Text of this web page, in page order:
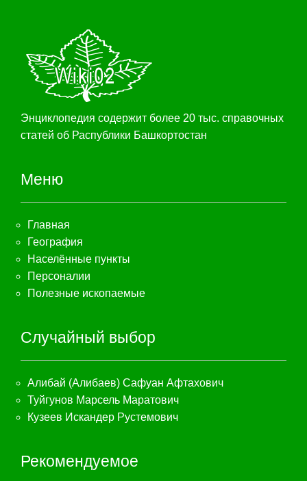
Энциклопедия содержит более 20 тыс. справочных
статей об Распублики Башкортостан
Меню
Главная
География
Населённые пункты
Персоналии
Полезные ископаемые
Случайный выбор
Алибай (Алибаев) Сафуан Афтахович
Туйгунов Марсель Маратович
Кузеев Искандер Рустемович
Рекомендуемое